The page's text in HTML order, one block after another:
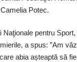
Potec.
Naţionale pentru
a spus: ”Am
abia așteaptă să